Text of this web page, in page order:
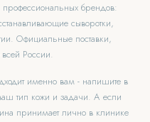
профессиональных брендов:
сыворотки,
Официальные поставки,
России.
именно вам - напишите в
тип кожи и задачи. А если
принимает лично в клинике